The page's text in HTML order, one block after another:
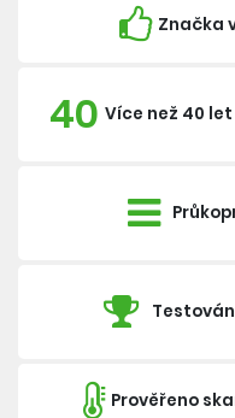
Značka
40 Více než 40
Prověřeno